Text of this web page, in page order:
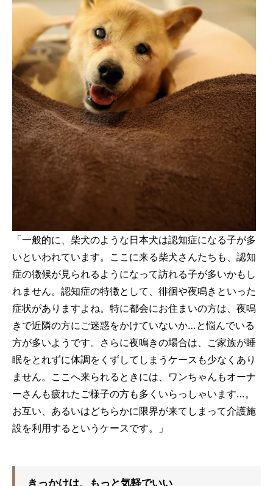
「一般的に、柴犬のような日本犬は認知症になる子が多
いといわれています。ここに来る柴犬さんたちも、認知
症の徴候が見られるようになって訪れる子が多いかもし
れません。認知症の特徴として、徘徊や夜鳴きといった
症状がありますよね。特に都会にお住まいの方は、夜鳴
きで近隣の方にご迷惑をかけていないか…と悩んでいる
方が多いようです。さらに夜鳴きの場合は、ご家族が睡
眠をとれずに体調をくずしてしまうケースも少なくあり
ません。ここへ来られるときには、ワンちゃんもオーナ
ーさんも疲れたご様子の方も多くいらっしゃいます…。
お互い、あるいはどちらかに限界が来てしまって介護施
設を利用するというケースです。」
きっかけは、もっと気軽でいい